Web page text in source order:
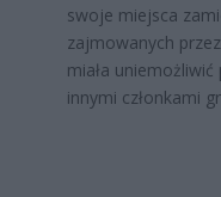
swoje miejsca
zajmowanych
miała
innymi członkami